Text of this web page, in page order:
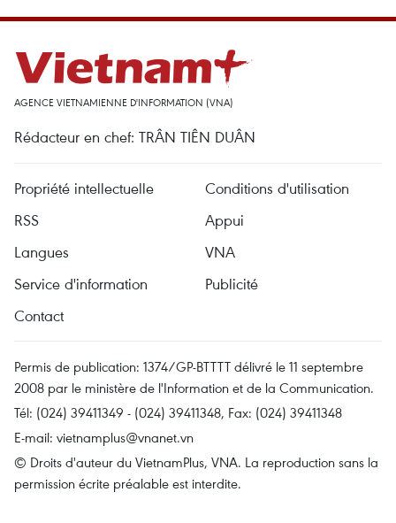
AGENCE VIETNAMIENNE D'INFORMATION (VNA)
Rédacteur en chef: TRÂN TIÊN DUÂN
Propriété intellectuelle
Conditions d'utilisation
RSS
Appui
Langues
VNA
Service d'information
Publicité
Contact
Permis de publication: 1374/GP-BTTTT délivré le 11 septembre
2008 par le ministère de l'Information et de la Communication.
Tél: (024) 39411349 - (024) 39411348, Fax: (024) 39411348
E-mail: vietnamplus@vnanet.vn
© Droits d'auteur du VietnamPlus, VNA. La reproduction sans la
permission écrite préalable est interdite.